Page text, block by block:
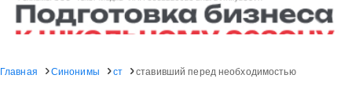
Главная Синонимы ст ставивший перед необходимостью